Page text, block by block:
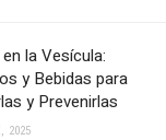
la Vesícula:
y Bebidas para
y Prevenirlas
2025